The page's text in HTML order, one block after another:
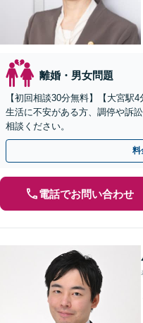
離婚・男女問題
【初回相談30分無料】【大宮駅
生活に不安がある方、調停や訴
相談ください。
料
電話でお問い合わせ